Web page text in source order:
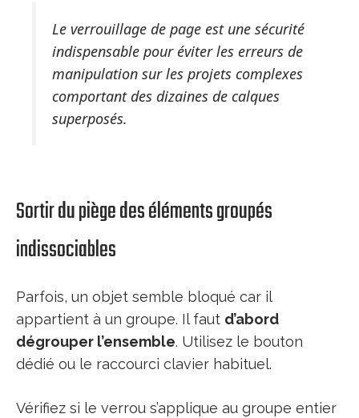
Le verrouillage de page est une sécurité
indispensable pour éviter les erreurs de
manipulation sur les projets complexes
comportant des dizaines de calques
superposés.
Sortir du piège des éléments groupés
indissociables
Parfois, un objet semble bloqué car il
appartient à un groupe. Il faut d’abord
dégrouper l’ensemble. Utilisez le bouton
dédié ou le raccourci clavier habituel.
Vérifiez si le verrou s’applique au groupe entier